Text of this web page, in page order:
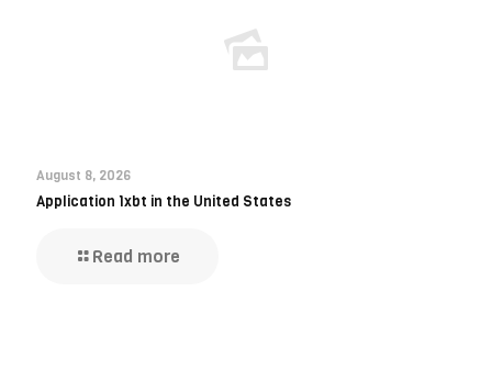
August 8, 2026
Application 1xbt in the United States
Read more